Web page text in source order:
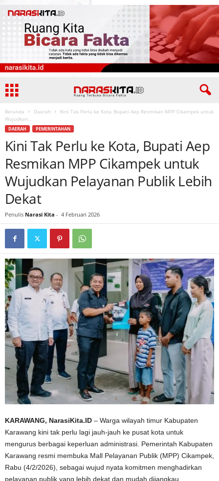
Beranda Daerah
Kini Tak Perlu ke Kota, Bupati Aep Resmikan MPP Cikampek untuk
Wujudkan...
DAERAH PEMERINTAHAN
Kini Tak Perlu ke Kota, Bupati Aep
Resmikan MPP Cikampek untuk
Wujudkan Pelayanan Publik Lebih
Dekat
Penulis Narasi Kita - 4 Februari 2026
KARAWANG, NarasiKita.ID – Warga wilayah timur Kabupaten
Karawang kini tak perlu lagi jauh-jauh ke pusat kota untuk
mengurus berbagai keperluan administrasi. Pemerintah Kabupaten
Karawang resmi membuka Mall Pelayanan Publik (MPP) Cikampek,
Rabu (4/2/2026), sebagai wujud nyata komitmen menghadirkan
pelayanan publik yang lebih dekat dan mudah dijangkau